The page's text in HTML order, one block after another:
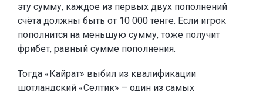
эту сумму, каждое из первых двух пополнений
счёта должны быть от 10 000 тенге. Если игрок
пополнится на меньшую сумму, тоже получит
фрибет, равный сумме пополнения.
Тогда «Кайрат» выбил из квалификации
шотландский «Селтик» – один из самых